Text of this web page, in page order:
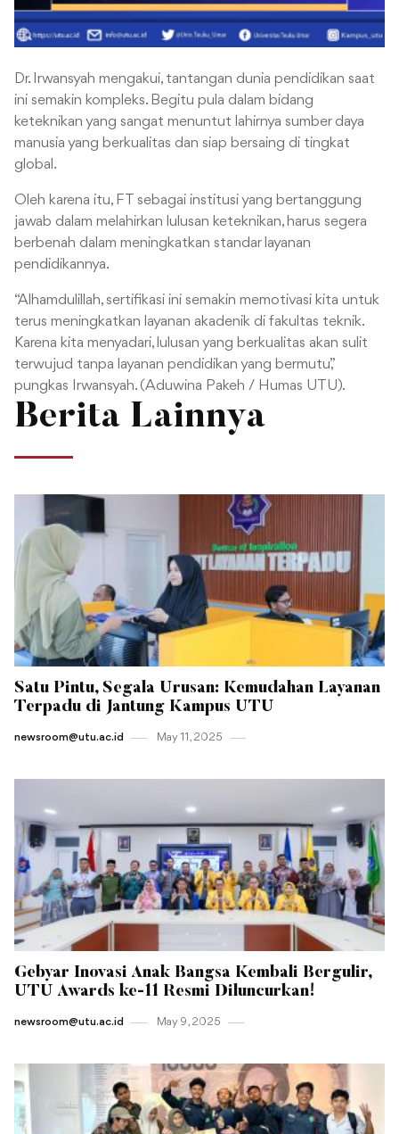
Dr. Irwansyah mengakui, tantangan dunia pendidikan saat
ini semakin kompleks. Begitu pula dalam bidang
keteknikan yang sangat menuntut lahirnya sumber daya
manusia yang berkualitas dan siap bersaing di tingkat
global.
Oleh karena itu, FT sebagai institusi yang bertanggung
jawab dalam melahirkan lulusan keteknikan, harus segera
berbenah dalam meningkatkan standar layanan
pendidikannya.
“Alhamdulillah, sertifikasi ini semakin memotivasi kita untuk
terus meningkatkan layanan akadenik di fakultas teknik.
Karena kita menyadari, lulusan yang berkualitas akan sulit
terwujud tanpa layanan pendidikan yang bermutu,”
pungkas Irwansyah. (Aduwina Pakeh / Humas UTU).
Berita Lainnya
Satu Pintu, Segala Urusan: Kemudahan Layanan
Terpadu di Jantung Kampus UTU
newsroom@utu.ac.id May 11 , 2025
Gebyar Inovasi Anak Bangsa Kembali Bergulir,
UTU Awards ke-11 Resmi Diluncurkan!
newsroom@utu.ac.id May 9 , 2025